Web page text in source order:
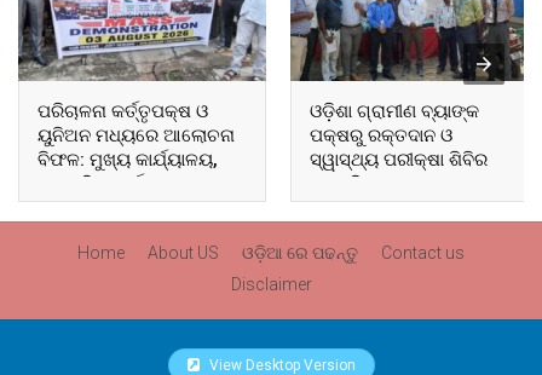
ପରିଚାଳନା କର୍ତ୍ତୃପକ୍ଷ ଓ
ୟୁନିଅନ ମଧ୍ୟରେ ଆଲୋଚନା
ବିଫଳ: ମୁଖ୍ୟ କାର୍ଯ୍ୟାଳୟ,
ଆଞ୍ଚଳିକ କାର୍ଯ୍ୟାଳୟ ଓ
ସମସ୍ତ ବ୍ଲକ ମୁଖ୍ୟାଳୟରେ
ଓଡ଼ିଶା ଗ୍ରାମୀଣ ବ୍ୟାଙ୍କ
ପକ୍ଷରୁ ରକ୍ତଦାନ ଓ
ସ୍ୱାସ୍ଥ୍ୟ ପରୀକ୍ଷା ଶିବିର
ଅନୁଷ୍ଠିତ
Home About US ଓଡ଼ିଆ ରେ ପଢନ୍ତୁ
Contact us
Disclaimer
View Desktop Version